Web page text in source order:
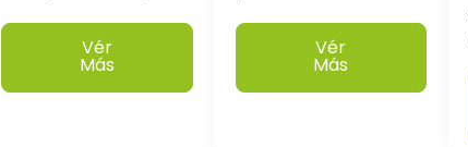
Vér
Más
Vér
Más